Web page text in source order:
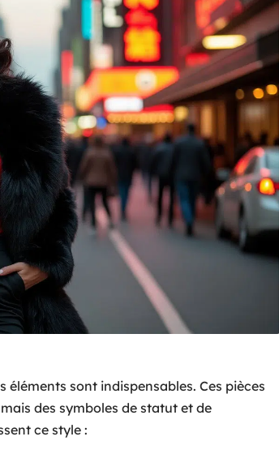
éléments sont indispensables. Ces pièces
des symboles de statut et de
ce style :